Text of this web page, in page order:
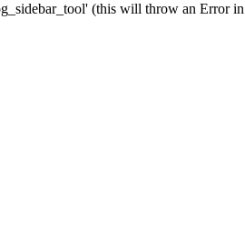
(this will throw an Error